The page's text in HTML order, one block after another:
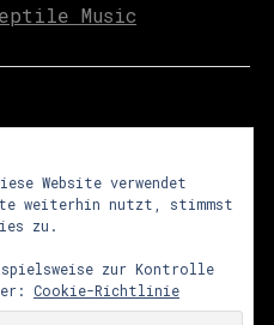
Music
|
Website verwendet
weiterhin nutzt, stimmst
zu.
zur Kontrolle
Cookie-Richtlinie